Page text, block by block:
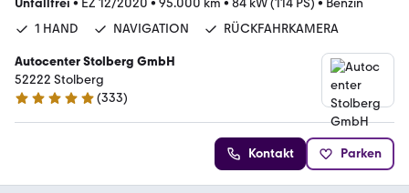
Unfallfrei • EZ 12/2020 • 95.000 km • 84 kW (114 PS) • Benzin
1 HAND
NAVIGATION RÜCKFAHRKAMERA
Autocenter Stolberg GmbH
52222 Stolberg
4.9 Sterne
(333)
Kontakt Parken